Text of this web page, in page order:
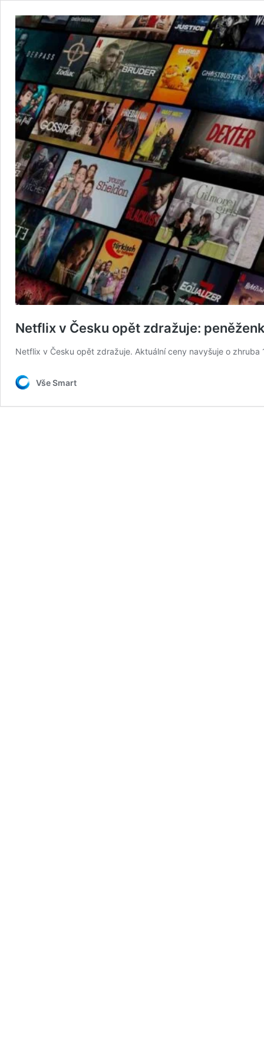
Netflix v Česku opět zdražuje:
Netflix v Česku opět zdražuje. Aktuální ceny navyšuje o
Vše Smart